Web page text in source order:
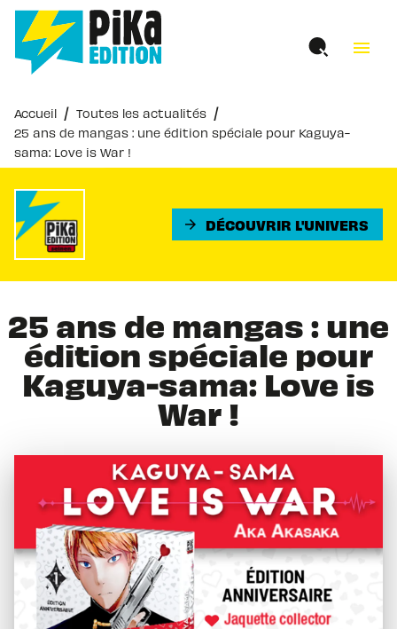
MENU RECHERCHE
PIED DE PAGE
menu
Accueil / Toutes les actualités /
25 ans de mangas : une édition spéciale pour Kaguya-
sama: Love is War !
arrow_forward DÉCOUVRIR L'UNIVERS
25 ans de mangas : une
édition spéciale pour
Kaguya-sama: Love is
War !